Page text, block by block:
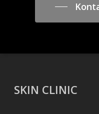
SKIN CLINIC